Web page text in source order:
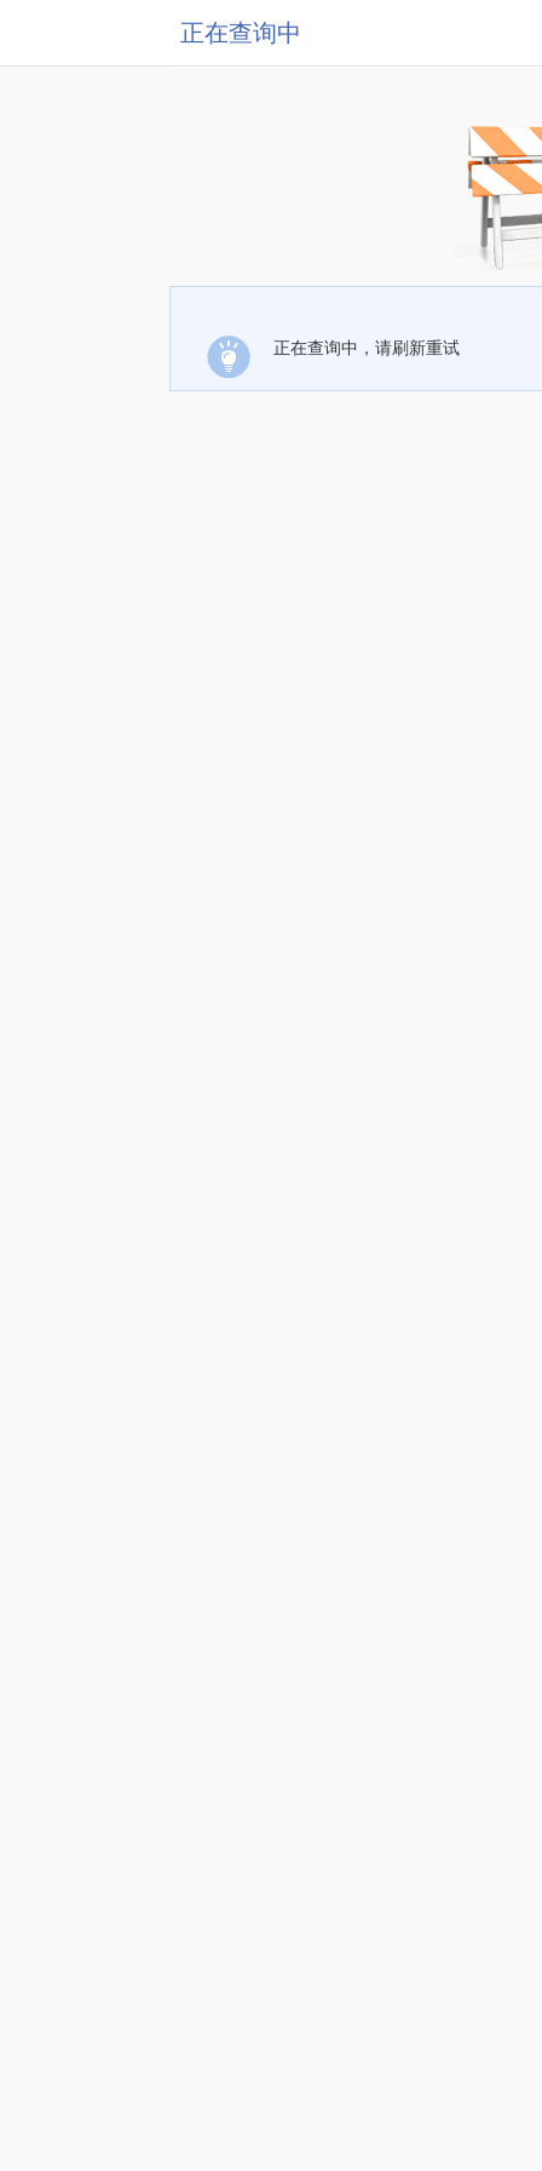
正在查询中
正在查询中，请刷新重试